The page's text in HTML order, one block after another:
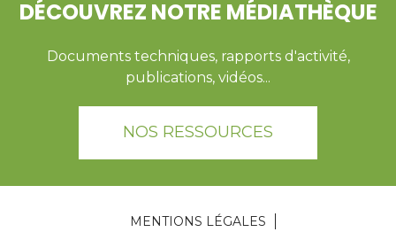
DÉCOUVREZ NOTRE MÉDIATHÈQUE
Documents techniques, rapports d'activité,
publications, vidéos...
NOS RESSOURCES
MENTIONS LÉGALES